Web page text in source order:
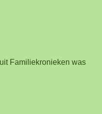
Familiekronieken was